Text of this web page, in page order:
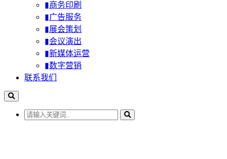
▮商务印刷
▮广告服务
▮展会策划
▮会议演出
▮新媒体运营
▮数字营销
联系我们